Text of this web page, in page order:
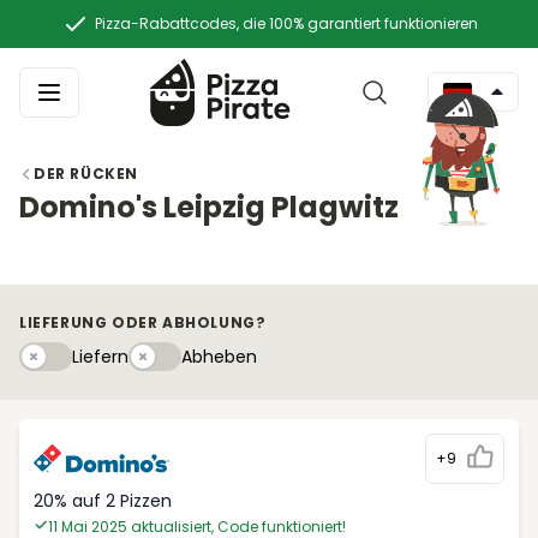
Pizza-Rabattcodes, die 100% garantiert funktionieren
DER RÜCKEN
Domino's Leipzig Plagwitz
LIEFERUNG ODER ABHOLUNG?
LiefernLiefernAbhebeny
Abheben
+9
20% auf 2 Pizzen
11 Mai 2025 aktualisiert, Code funktioniert!